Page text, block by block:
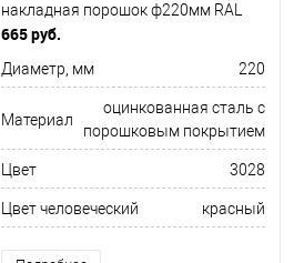
накладная порошок ф220мм RAL
3028
665 руб.
Диаметр, мм 220
Материал
оцинкованная сталь с
порошковым покрытием
Цвет 3028
Цвет человеческий красный